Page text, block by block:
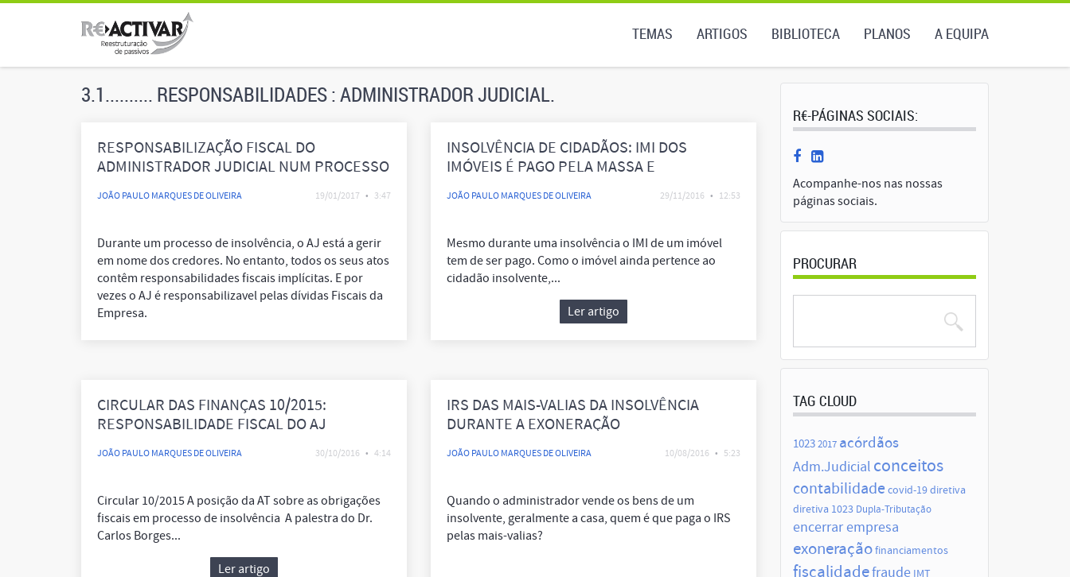
TEMAS ARTIGOS BIBLIOTECA PLANOS A EQUIPA
3.1.......... RESPONSABILIDADES : ADMINISTRADOR JUDICIAL.
RESPONSABILIZAÇÃO FISCAL DO
ADMINISTRADOR JUDICIAL NUM PROCESSO
DE INSOLVÊNCIA
JOÃO PAULO MARQUES DE OLIVEIRA 19/01/2017 • 3:47
Durante um processo de insolvência, o AJ está a gerir
em nome dos credores. No entanto, todos os seus atos
contêm responsabilidades fiscais implícitas. E por
vezes o AJ é responsabilizavel pelas dívidas Fiscais da
Empresa.
INSOLVÊNCIA DE CIDADÃOS: IMI DOS
IMÓVEIS É PAGO PELA MASSA E
PROCESSADO PELO AJ
JOÃO PAULO MARQUES DE OLIVEIRA 29/11/2016 • 12:53
Mesmo durante uma insolvência o IMI de um imóvel
tem de ser pago. Como o imóvel ainda pertence ao
cidadão insolvente,...
Ler artigo
CIRCULAR DAS FINANÇAS 10/2015:
RESPONSABILIDADE FISCAL DO AJ
JOÃO PAULO MARQUES DE OLIVEIRA 30/10/2016 • 4:14
Circular 10/2015 A posição da AT sobre as obrigações
fiscais em processo de insolvência A palestra do Dr.
Carlos Borges...
Ler artigo
IRS DAS MAIS-VALIAS DA INSOLVÊNCIA
DURANTE A EXONERAÇÃO
JOÃO PAULO MARQUES DE OLIVEIRA 10/08/2016 • 5:23
Quando o administrador vende os bens de um
insolvente, geralmente a casa, quem é que paga o IRS
pelas mais-valias?
R€-PÁGINAS SOCIAIS:
Acompanhe-nos nas nossas
páginas sociais.
PROCURAR
TAG CLOUD
10232017 acórdãos
Adm.Judicial conceitos
contabilidade covid-19diretiva
diretiva 1023 Dupla-Tributação
encerrar empresa
exoneraçãofinanciamentos
fiscalidadefraude IMT